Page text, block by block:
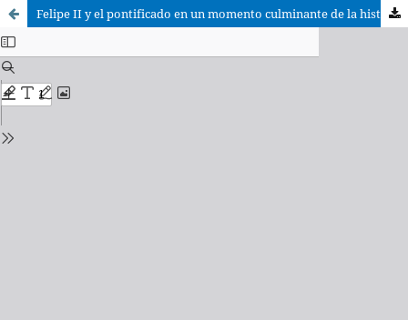
Felipe II y el pontificado en un momento culminante de la historia hispanoamericana